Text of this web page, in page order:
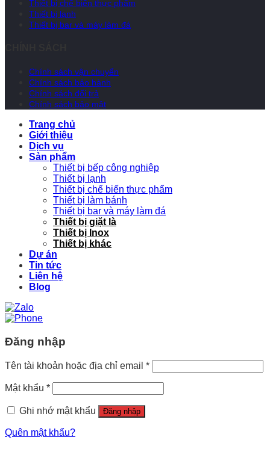
Thiết bị chế biến thực phẩm
Thiết bị lạnh
Thiết bị bar và máy làm đá
Chính sách vận chuyển
Chính sách bảo hành
Chính sách đổi trả
Chính sách bảo mật
Trang chủ
Giới thiệu
Dịch vụ
Sản phẩm
Thiết bị bếp công nghiệp
Thiết bị lạnh
Thiết bị chế biến thực phẩm
Thiết bị làm bánh
Thiết bị bar và máy làm đá
Thiết bị giặt là
Thiết bị Inox
Thiết bị khác
Dự án
Tin tức
Liên hệ
Blog
Đăng nhập
Tên tài khoản hoặc địa chỉ email *
Mật khẩu *
Ghi nhớ mật khẩu Đăng nhập
Quên mật khẩu?